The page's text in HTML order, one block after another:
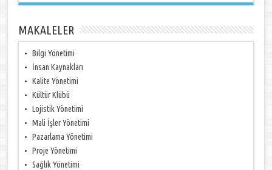
MAKALELER
Bilgi Yönetimi
İnsan Kaynakları
Kalite Yönetimi
Kültür Klübü
Lojistik Yönetimi
Mali İşler Yönetimi
Pazarlama Yönetimi
Proje Yönetimi
Sağlık Yönetimi